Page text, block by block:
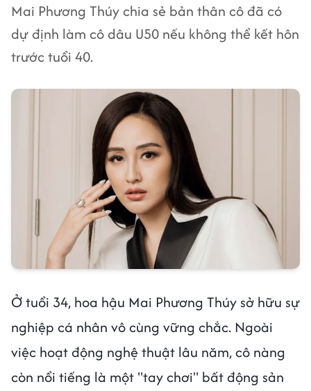
Mai Phương Thúy chia sẻ bản thân cô đã có
dự định làm cô dâu U50 nếu không thể kết hôn
trước tuổi 40.
Ở tuổi 34, hoa hậu Mai Phương Thúy sở hữu sự
nghiệp cá nhân vô cùng vững chắc. Ngoài
việc hoạt động nghệ thuật lâu năm, cô nàng
còn nổi tiếng là một "tay chơi" bất động sản